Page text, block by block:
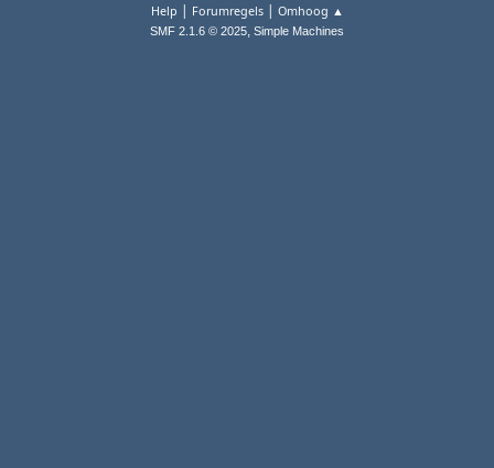
Help | Forumregels| Omhoog ▲
SMF 2.1.6 © 2025, Simple Machines